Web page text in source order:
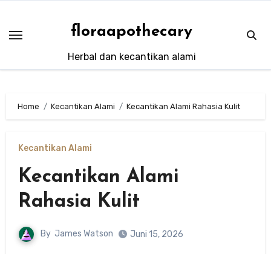
content
floraapothecary
Herbal dan kecantikan alami
Home Kecantikan Alami Kecantikan Alami Rahasia Kulit
Kecantikan Alami
Kecantikan Alami
Rahasia Kulit
By James Watson Juni 15, 2026